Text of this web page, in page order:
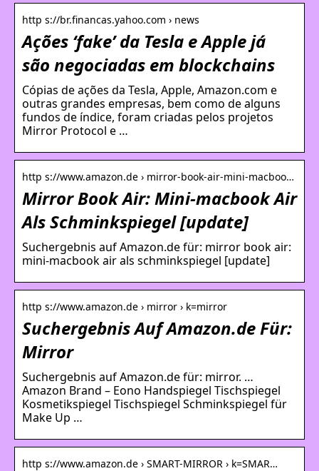
http s://br.financas.yahoo.com › news
Ações ‘fake’ da Tesla e Apple já
são negociadas em blockchains
Cópias de ações da Tesla, Apple, Amazon.com e
outras grandes empresas, bem como de alguns
fundos de índice, foram criadas pelos projetos
Mirror Protocol e …
http s://www.amazon.de › mirror-book-air-mini-macboo…
Mirror Book Air: Mini-macbook Air
Als Schminkspiegel [update]
Suchergebnis auf Amazon.de für: mirror book air:
mini-macbook air als schminkspiegel [update]
http s://www.amazon.de › mirror › k=mirror
Suchergebnis Auf Amazon.de Für:
Mirror
Suchergebnis auf Amazon.de für: mirror. …
Amazon Brand – Eono Handspiegel Tischspiegel
Kosmetikspiegel Tischspiegel Schminkspiegel für
Make Up …
http s://www.amazon.de › SMART-MIRROR › k=SMAR…